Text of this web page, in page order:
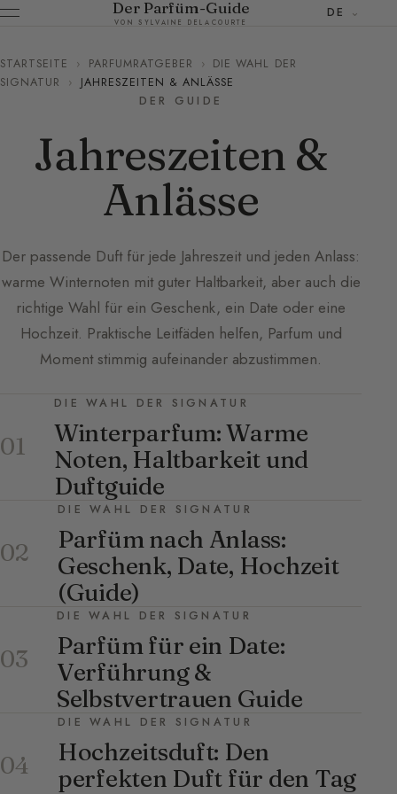
Der Parfüm-Guide
VON SYLVAINE DELACOURTE
DE
STARTSEITE › PARFUMRATGEBER › DIE WAHL DER
SIGNATUR
›
JAHRESZEITEN & ANLÄSSE
DER GUIDE
Jahreszeiten &
Anlässe
Der passende Duft für jede Jahreszeit und jeden Anlass:
warme Winternoten mit guter Haltbarkeit, aber auch die
richtige Wahl für ein Geschenk, ein Date oder eine
Hochzeit. Praktische Leitfäden helfen, Parfum und
Moment stimmig aufeinander abzustimmen.
01
DIE WAHL DER SIGNATUR
Winterparfum: Warme
Noten, Haltbarkeit und
Duftguide
02
DIE WAHL DER SIGNATUR
Parfüm nach Anlass:
Geschenk, Date, Hochzeit
(Guide)
03
DIE WAHL DER SIGNATUR
Parfüm für ein Date:
Verführung &
Selbstvertrauen Guide
04
DIE WAHL DER SIGNATUR
Hochzeitsduft: Den
perfekten Duft für den Tag